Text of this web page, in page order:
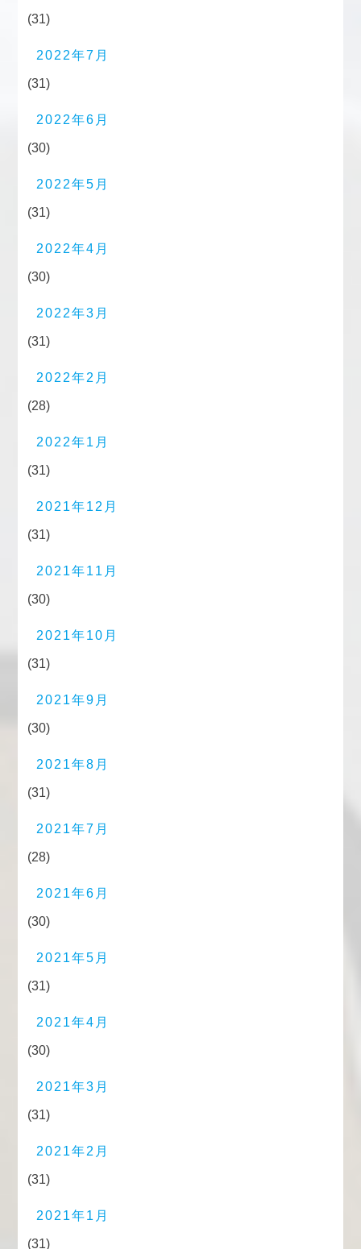
(31)
2022年7月
(31)
2022年6月
(30)
2022年5月
(31)
2022年4月
(30)
2022年3月
(31)
2022年2月
(28)
2022年1月
(31)
2021年12月
(31)
2021年11月
(30)
2021年10月
(31)
2021年9月
(30)
2021年8月
(31)
2021年7月
(28)
2021年6月
(30)
2021年5月
(31)
2021年4月
(30)
2021年3月
(31)
2021年2月
(31)
2021年1月
(31)